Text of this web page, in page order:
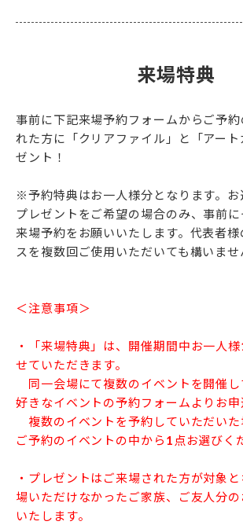
来場特典
事前に下記来場予約フォームからご予
れた方に「クリアファイル」と「アー
ゼント！
※予約特典はお一人様分となります。お
プレゼントをご希望の場合のみ、事前
来場予約をお願いいたします。代表者
スを複数回ご使用いただいても構いませ
＜注意事項＞
・「来場特典」は、開催期間中お一人
せていただきます。
同一会場にて複数のイベントを開催
好きなイベントの予約フォームよりお申
複数のイベントを予約していただいた
ご予約のイベントの中から1点お選びく
・プレゼントはご来場された方が対象
場いただけなかったご家族、ご友人分
いたします。